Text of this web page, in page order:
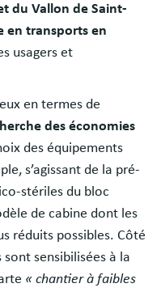
du Vallon de Saint-
en transports en
usagers et
en termes de
des économies
des équipements
s’agissant de la pré-
stériles du bloc
de cabine dont les
réduits possibles. Côté
sensibilisées à la
« chantier à faibles